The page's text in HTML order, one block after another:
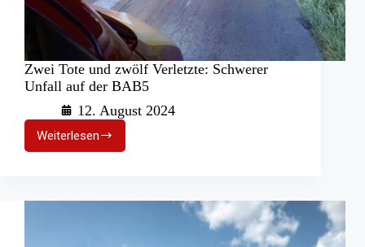
Zwei Tote und zwölf Verletzte: Schwerer
Unfall auf der BAB5
12. August 2024
Weiterlesen
Zwei
Tote
Verletzte: